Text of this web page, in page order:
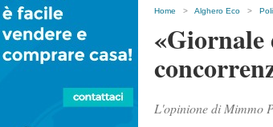
Home > Alghero Eco >
L'opinione di Mimmo